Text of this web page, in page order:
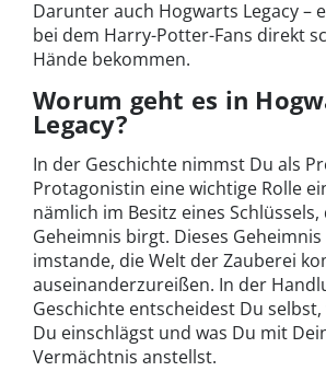
Darunter auch Hogwarts Legacy –
bei dem Harry-Potter-Fans direkt
Hände bekommen.
Worum geht es in
Legacy?
In der Geschichte nimmst Du als
Protagonistin eine wichtige Rolle
nämlich im Besitz eines
Geheimnis birgt. Dieses
imstande, die Welt der Zauberei
auseinanderzureißen. In der
Geschichte entscheidest Du selbst,
Du einschlägst und was Du mit
Vermächtnis anstellst.